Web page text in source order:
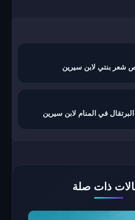
شعر بنتي لابن سيرين
في المنام لابن سيرين
ذات صلة